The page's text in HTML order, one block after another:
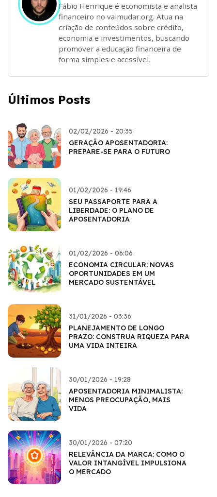
Fábio Henrique é economista e analista
financeiro no vaimudar.org. Atua na
criação de conteúdos sobre crédito,
economia e investimentos, buscando
promover a educação financeira de
forma simples e acessível.
Últimos Posts
02/02/2026 - 20:35
GERAÇÃO APOSENTADORIA:
PREPARE-SE PARA O FUTURO
01/02/2026 - 19:46
SEU PASSAPORTE PARA A
LIBERDADE: O PLANO DE
APOSENTADORIA
01/02/2026 - 06:06
ECONOMIA CIRCULAR: NOVAS
OPORTUNIDADES EM UM
MERCADO SUSTENTÁVEL
31/01/2026 - 03:36
PLANEJAMENTO DE LONGO
PRAZO: CONSTRUA RIQUEZA PARA
UMA VIDA INTEIRA
30/01/2026 - 19:28
APOSENTADORIA MINIMALISTA:
MENOS PREOCUPAÇÃO, MAIS
VIDA
30/01/2026 - 07:20
RELEVÂNCIA DA MARCA: COMO O
VALOR INTANGÍVEL IMPULSIONA
O MERCADO